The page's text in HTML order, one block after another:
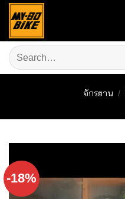
Skip
content
Search
for:
จักรยาน /
-18%